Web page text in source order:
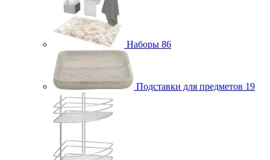
Наборы 86
Подставки для предметов 19